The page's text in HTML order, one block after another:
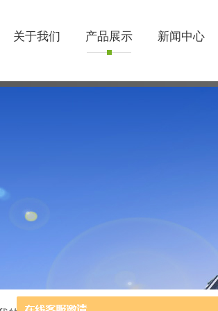
关于我们 产品展示 新闻中心